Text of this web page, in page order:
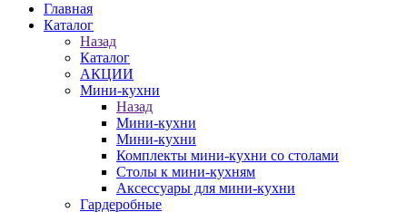
Главная
Каталог
Назад
Каталог
АКЦИИ
Мини-кухни
Назад
Мини-кухни
Мини-кухни
Комплекты мини-кухни со столами
Столы к мини-кухням
Аксессуары для мини-кухни
Гардеробные